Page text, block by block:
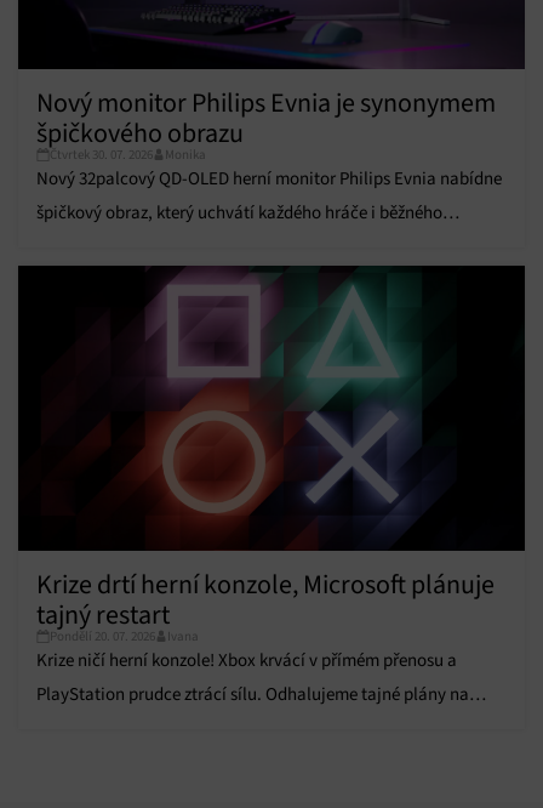
Funkce
Přiřazování a kombinování údajů z jiných zdrojů
údajů, Propojení různých zařízení, Identifikace
zařízení na základě automaticky přenášených
informací.
Zajištění bezpečnosti, předcházení a zjišťování
podvodů a odstraňování chyb, Poskytování a
zobrazování reklamy a obsahu, Ukládání a sdělování
Nový monitor Philips Evnia je synonymem
špičkového obrazu
Čtvrtek 30. 07. 2026 Monika
Nový 32palcový QD-OLED herní monitor Philips Evnia nabídne
špičkový obraz, který uchvátí každého hráče i běžného
Krize drtí herní konzole, Microsoft plánuje
tajný restart
Pondělí 20. 07. 2026 Ivana
Krize ničí herní konzole! Xbox krvácí v přímém přenosu a
PlayStation prudce ztrácí sílu. Odhalujeme tajné plány na